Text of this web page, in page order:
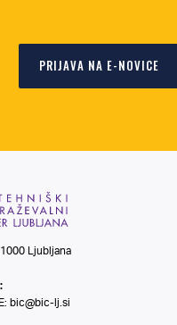
PRIJAVA NA E-NOVICE
Ljubljana
bic@bic-lj.si